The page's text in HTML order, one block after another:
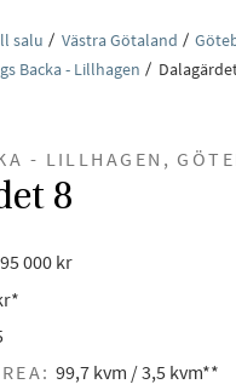
salu Västra Götaland
Backa - Lillhagen
- LILLHAGEN,
8
000 kr
99,7 kvm / 3,5 kvm**